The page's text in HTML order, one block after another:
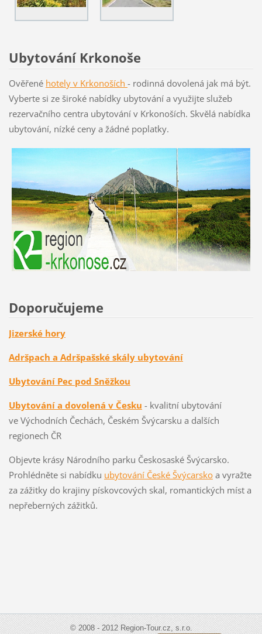
Ubytování Krkonoše
Ověřené hotely v Krkonoších - rodinná dovolená jak má být.
Vyberte si ze široké nabídky ubytování a využijte služeb
rezervačního centra ubytování v Krkonoších. Skvělá nabídka
ubytování, nízké ceny a žádné poplatky.
Doporučujeme
Jizerské hory
Adršpach a Adršpašské skály ubytování
Ubytování Pec pod Sněžkou
Ubytování a dovolená v Česku - kvalitní ubytování
ve Východních Čechách, Českém Švýcarsku a dalších
regionech ČR
Objevte krásy Národního parku Českosaské Švýcarsko.
Prohlédněte si nabídku ubytování České Švýcarskoa vyražte
za zážitky do krajiny pískovcových skal, romantických míst a
nepřeberných zážitků.
© 2008 - 2012 Region-Tour.cz, s.r.o.